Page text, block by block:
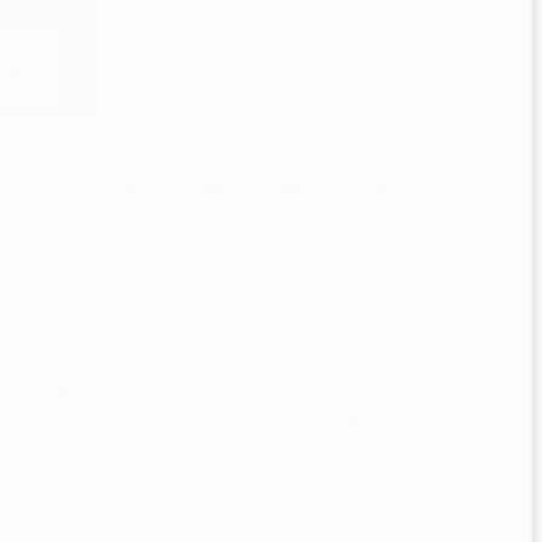
se pyšní
se v široké škále barevných variant, což
i pro módní nadšence. Vyniká svou
je dokonalou volbou pro vytvoření
použití.